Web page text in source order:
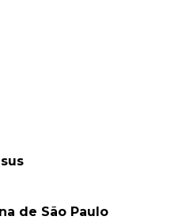
de São Paulo